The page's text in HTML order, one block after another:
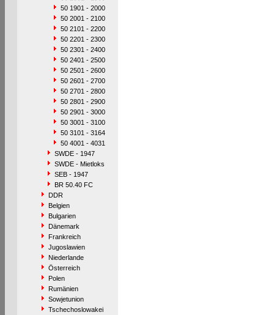
50 1901 - 2000
50 2001 - 2100
50 2101 - 2200
50 2201 - 2300
50 2301 - 2400
50 2401 - 2500
50 2501 - 2600
50 2601 - 2700
50 2701 - 2800
50 2801 - 2900
50 2901 - 3000
50 3001 - 3100
50 3101 - 3164
50 4001 - 4031
SWDE - 1947
SWDE - Mietloks
SEB - 1947
BR 50.40 FC
DDR
Belgien
Bulgarien
Dänemark
Frankreich
Jugoslawien
Niederlande
Österreich
Polen
Rumänien
Sowjetunion
Tschechoslowakei